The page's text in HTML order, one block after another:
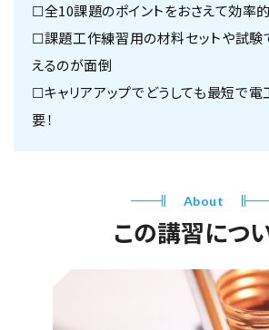
☐全10課題のポイントをおさえて効率的
☐課題工作練習用の材料セットや試験
えるのが面倒
☐キャリアアップでどうしても最短で
要！
About
この講習につ